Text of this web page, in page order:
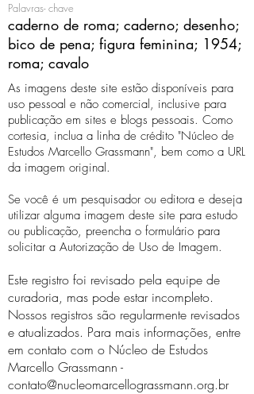
Palavras- chave
caderno de roma; caderno; desenho;
bico de pena; figura feminina; 1954;
roma; cavalo
As imagens deste site estão disponíveis para
uso pessoal e não comercial, inclusive para
publicação em sites e blogs pessoais. Como
cortesia, inclua a linha de crédito "Núcleo de
Estudos Marcello Grassmann", bem como a URL
da imagem original.
Se você é um pesquisador ou editora e deseja
utilizar alguma imagem deste site para estudo
ou publicação, preencha o formulário para
solicitar a Autorização de Uso de Imagem.
Este registro foi revisado pela equipe de
curadoria, mas pode estar incompleto.
Nossos registros são regularmente revisados ​​
e atualizados. Para mais informações, entre
em contato com o Núcleo de Estudos
Marcello Grassmann -
contato@nucleomarcellograssmann.org.br